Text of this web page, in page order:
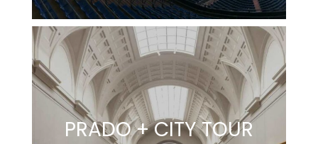
PRADO + CITY TOUR